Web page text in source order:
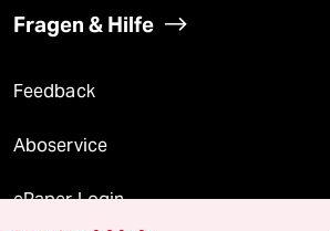
Fragen & Hilfe
Feedback
Aboservice
ePaper Login